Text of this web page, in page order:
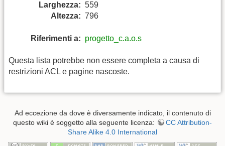
Larghezza: 559
Altezza: 796
Riferimenti a: progetto_c.a.o.s
Questa lista potrebbe non essere completa a causa di
restrizioni ACL e pagine nascoste.
Ad eccezione da dove è diversamente indicato, il contenuto di
questo wiki è soggetto alla seguente licenza:
CC Attribution-
Share Alike 4.0 International